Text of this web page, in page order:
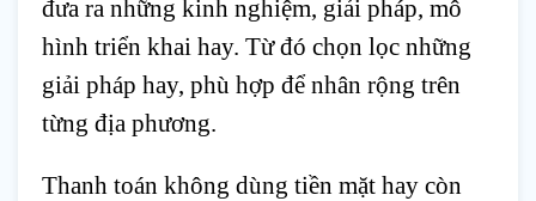
đưa ra những kinh nghiệm, giải pháp, mô
hình triển khai hay. Từ đó chọn lọc những
giải pháp hay, phù hợp để nhân rộng trên
từng địa phương.
Thanh toán không dùng tiền mặt hay còn